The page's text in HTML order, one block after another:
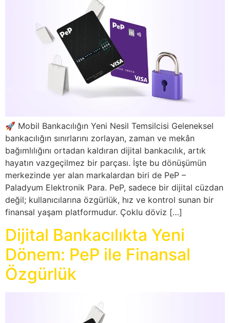
🚀 Mobil Bankacılığın Yeni Nesil Temsilcisi Geleneksel
bankacılığın sınırlarını zorlayan, zaman ve mekân
bağımlılığını ortadan kaldıran dijital bankacılık, artık
hayatın vazgeçilmez bir parçası. İşte bu dönüşümün
merkezinde yer alan markalardan biri de PeP –
Paladyum Elektronik Para. PeP, sadece bir dijital cüzdan
değil; kullanıcılarına özgürlük, hız ve kontrol sunan bir
finansal yaşam platformudur. Çoklu döviz […]
Dijital Bankacılıkta Yeni
Dönem: PeP ile Finansal
Özgürlük